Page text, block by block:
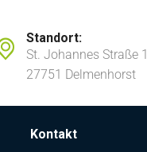
Standort:
St. Johannes Straße 1
27751 Delmenhorst
Kontakt